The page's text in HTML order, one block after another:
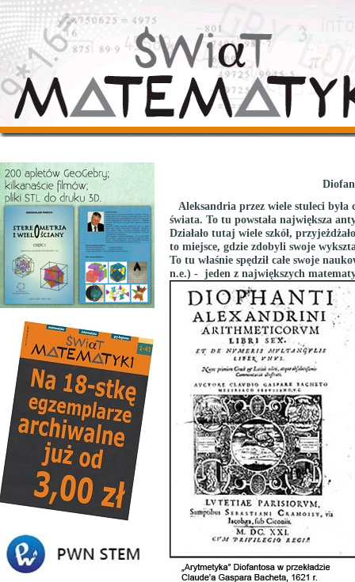
Aleksandria przez wiele stuleci była
świata. To tu powstała największa
Działało tutaj wiele szkół,
to miejsce, gdzie zdobyli swoje
To tu właśnie spędził całe swoje
n.e.) - jeden z największych